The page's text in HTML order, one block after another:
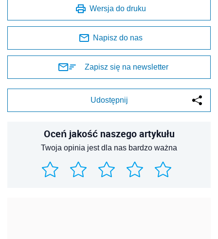
Wersja do druku
Napisz do nas
Zapisz się na newsletter
Udostępnij
Oceń jakość naszego artykułu
Twoja opinia jest dla nas bardzo ważna